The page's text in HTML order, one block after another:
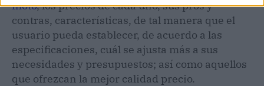
moto, los precios de cada uno, sus pros y
contras, características, de tal manera que el
usuario pueda establecer, de acuerdo a las
especificaciones, cuál se ajusta más a sus
necesidades y presupuestos; así como aquellos
que ofrezcan la mejor calidad precio.